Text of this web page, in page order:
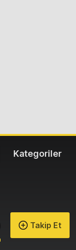
Kategoriler
Takip Et